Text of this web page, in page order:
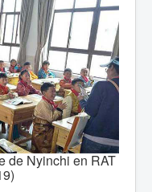
de Nyinchi en RAT